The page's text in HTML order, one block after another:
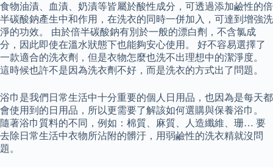
食物油漬、血漬、奶漬等皆屬於酸性成分，可透過添加鹼性的倍
半碳酸鈉產生中和作用，在洗衣的同時一併加入，可達到增強洗
淨的功效。 由於倍半碳酸鈉有別於一般的漂白劑，不含氯成
分，因此即使在溫水狀態下也能夠安心使用。 好不容易選擇了
一款適合的洗衣劑，但是衣物怎麼也洗不出理想中的潔淨度。
這時候也許不是因為洗衣劑不好，而是洗衣的方式出了問題。
浴巾是我們日常生活中十分重要的個人日用品，也因為是每天都
會使用到的日用品，所以更需要了解該如何選購與保養浴巾。
隨著浴巾質料的不同，例如：棉質、麻質、人造纖維、珊… 要
去除日常生活中衣物所沾附的髒汙，用弱鹼性的洗衣精就沒問
題。